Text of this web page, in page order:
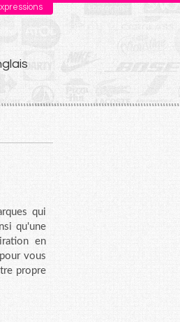
qui
qu'une
en
vous
propre